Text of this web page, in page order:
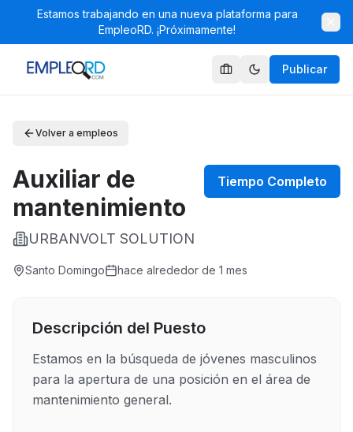
Estamos trabajando en una nueva plataforma para
EmpleoRD. ¡Próximamente!
Publicar
Volver a empleos
Auxiliar de
mantenimiento
URBANVOLT SOLUTION
Tiempo Completo
Santo Domingo hace alrededor de 1 mes
Descripción del Puesto
Estamos en la búsqueda de jóvenes masculinos
para la apertura de una posición en el área de
mantenimiento general.